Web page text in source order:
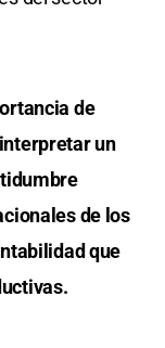
de
un
de los
que